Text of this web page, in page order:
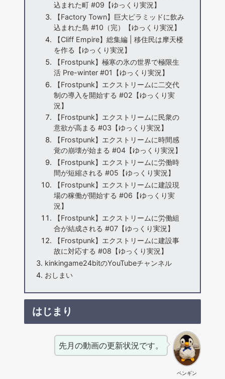
込まれた町 #09【ゆっくり実況】
【Factory Town】巨大ピラミッドに飲み
込まれた島 #10（完）【ゆっくり実況】
【Cliff Empire】総集編 | 移住民は摩天楼
を作る【ゆっくり実況】
【Frostpunk】極寒の氷の世界で極限生
活 Pre-winter #01【ゆっくり実況】
【Frostpunk】エクストリームに二交代
制の導入を開始する #02【ゆっくり実
況】
【Frostpunk】エクストリームに民衆の
意欲が高まる #03【ゆっくり実況】
【Frostpunk】エクストリームに時間感
覚の崩壊が始まる #04【ゆっくり実況】
【Frostpunk】エクストリームに労働時
間が短縮される #05【ゆっくり実況】
【Frostpunk】エクストリームに建設現
場の稼働が開始する #06【ゆっくり実
況】
【Frostpunk】エクストリームに労働組
合が結成される #07【ゆっくり実況】
【Frostpunk】エクストリームに建設事
故に対応する #08【ゆっくり実況】
kinkingame24bitのYouTubeチャンネル
おしまい
はじまり
ペンギン
先月の動画の更新状況です。